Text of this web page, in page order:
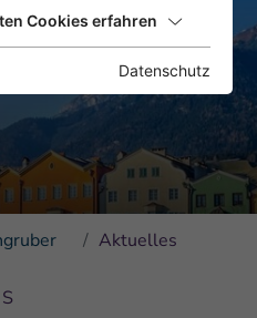
Aktuelles
Cookies erfahren
Datenschutz